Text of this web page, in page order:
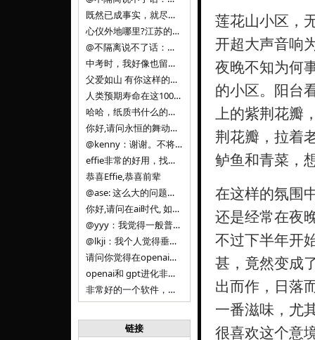
既然已成事实，就尽量接受了。 事情未能如愿已是不幸，没必要为此反复纠结来进行不必要的自我惩罚。 之前问过家里的小朋友是否想学编
心仪外地哪里?江苏的？顺其自然，全面发展才是。
@不隔离说不了话：确实，一晃三年。
中考时，我好像也留言过的，可乐好像和我们考得差不多。 一晃三年，我们江苏24年，物化生612分，女孩。 其实高考只是长跑的
父爱如山 有你这样的父亲做后盾，可乐未来的路一定会走得踏实又精彩
人类预期寿命在这100年，每2-3年增长一岁，到你们这一代大概率能到100岁，46岁还是正当年,可能不是八九点中的太阳了，但还是1
哈哈，纸质书什么的目前没有打算和计划，微信读书我不太熟悉，研究看看。目前，我只发在自己博客和起点上。关于小说内容方面，谢谢你的建议
你好,请问永恒的舞动什么时候可以出版纸质书,或者登陆微信读书.另外小说内容能不能更大气一些,不要只是局限于与一对男女的爱情和ai安
@kenny：谢谢。不将GIF显示为动图，主要是考虑到Effie本身的“极简、无干扰”的设计哲学，动图无疑是“干扰”之一。
effie非常的好用，找了很多年，终于找到这款，已经推荐给身边不少朋友使用和付费。有个小建议，文档里面是否可以增加gif的动图显示
恭喜Effie,恭喜前辈
@ase: 这么大的问题，我觉得我并没有答案。又或者说，每个人（公司）有自己的答案。
你好,请问在ai时代, 如何做软件. 是像以前那样,先构建软件的功能界面和服务,比如Office,嘀嘀打车,airbnb那样的界面
@yyy：我觉得一般普通人（非技术类以及非AI专业领域的人）会接触到的大语言模型肯定是大厂的超级模型。开源模型以后会更多被用在垂直
@lkji：我个人觉得垂直模型会自成一条发展线路的。AI 落地实际应用，一定还是垂直领域会更多。只是，垂直领域每个领域都不大，所以
请问你觉得在openai大语言模型一日千里的情况下，人们还需要去了解学习理解使用开源模型吗，还是说只需要使用openai的大语言模
openai和 gpt进化非常快， 还有垂直模型的机会吗
非常好的一个软件，恭喜。
链接
莲花山小区，
开超大声音响
夜晚不知为何
的小区。阳台
上的紫荆花瓣
荆花瓣，拉着
鲈鱼和青菜，
在这样的氛围
还是经常在夜
不过下半年开
甚，竟然变成
出而作，日落
一番滋味，尤
很喜欢这个意